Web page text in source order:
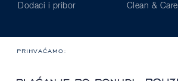
Dodaci i pribor
Clean & Care
PRIHVAĆAMO: